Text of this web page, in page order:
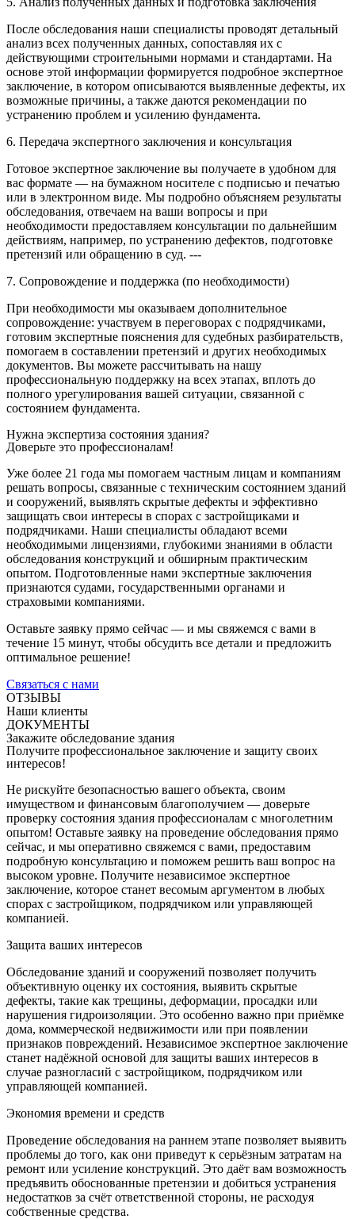
После обследования наши специалисты проводят детальный
анализ всех полученных данных, сопоставляя их с
действующими строительными нормами и стандартами. На
основе этой информации формируется подробное экспертное
заключение, в котором описываются выявленные дефекты, их
возможные причины, а также даются рекомендации по
устранению проблем и усилению фундамента.
6. Передача экспертного заключения и консультация
Готовое экспертное заключение вы получаете в удобном для
вас формате — на бумажном носителе с подписью и печатью
или в электронном виде. Мы подробно объясняем результаты
обследования, отвечаем на ваши вопросы и при
необходимости предоставляем консультации по дальнейшим
действиям, например, по устранению дефектов, подготовке
претензий или обращению в суд. ---
7. Сопровождение и поддержка (по необходимости)
При необходимости мы оказываем дополнительное
сопровождение: участвуем в переговорах с подрядчиками,
готовим экспертные пояснения для судебных разбирательств,
помогаем в составлении претензий и других необходимых
документов. Вы можете рассчитывать на нашу
профессиональную поддержку на всех этапах, вплоть до
полного урегулирования вашей ситуации, связанной с
состоянием фундамента.
Нужна экспертиза состояния здания?
Доверьте это профессионалам!
Уже более 21 года мы помогаем частным лицам и компаниям
решать вопросы, связанные с техническим состоянием зданий
и сооружений, выявлять скрытые дефекты и эффективно
защищать свои интересы в спорах с застройщиками и
подрядчиками. Наши специалисты обладают всеми
необходимыми лицензиями, глубокими знаниями в области
обследования конструкций и обширным практическим
опытом. Подготовленные нами экспертные заключения
признаются судами, государственными органами и
страховыми компаниями.
Оставьте заявку прямо сейчас — и мы свяжемся с вами в
течение 15 минут, чтобы обсудить все детали и предложить
оптимальное решение!
Связаться с нами
ОТЗЫВЫ
Наши клиенты
ДОКУМЕНТЫ
Закажите обследование здания
Получите профессиональное заключение и защиту своих
интересов!
Не рискуйте безопасностью вашего объекта, своим
имуществом и финансовым благополучием — доверьте
проверку состояния здания профессионалам с многолетним
опытом! Оставьте заявку на проведение обследования прямо
сейчас, и мы оперативно свяжемся с вами, предоставим
подробную консультацию и поможем решить ваш вопрос на
высоком уровне. Получите независимое экспертное
заключение, которое станет весомым аргументом в любых
спорах с застройщиком, подрядчиком или управляющей
компанией.
Защита ваших интересов
Обследование зданий и сооружений позволяет получить
объективную оценку их состояния, выявить скрытые
дефекты, такие как трещины, деформации, просадки или
нарушения гидроизоляции. Это особенно важно при приёмке
дома, коммерческой недвижимости или при появлении
признаков повреждений. Независимое экспертное заключение
станет надёжной основой для защиты ваших интересов в
случае разногласий с застройщиком, подрядчиком или
управляющей компанией.
Экономия времени и средств
Проведение обследования на раннем этапе позволяет выявить
проблемы до того, как они приведут к серьёзным затратам на
ремонт или усиление конструкций. Это даёт вам возможность
предъявить обоснованные претензии и добиться устранения
недостатков за счёт ответственной стороны, не расходуя
собственные средства.